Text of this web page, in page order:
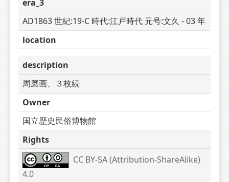
era_3
AD1863 世紀:19-C 時代:江戸時代 元号:文久 - 03 年
location
description
周磨画、３枚続
Owner
国立歴史民俗博物館
Rights
CC BY-SA (Attribution-ShareAlike)
4.0